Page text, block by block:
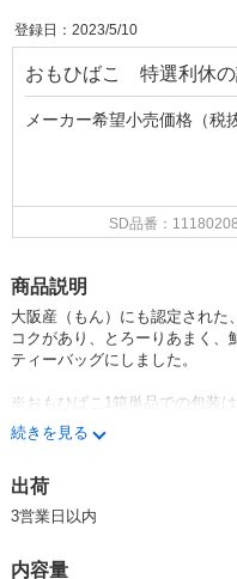
登録日：2023/5/10
おもひばこ 特選利休
メーカー希望小売価格（税
SD品番：
商品説明
大阪産（もん）にも認定された
コクがあり、とろーりあまく
ティーバッグにしました。
※おもひばこ1箱単品での包装は
【つぼ市とは・・・】
で新鮮、安心、安全でお求めや
続きを見る
出荷
3営業日以内
内容量